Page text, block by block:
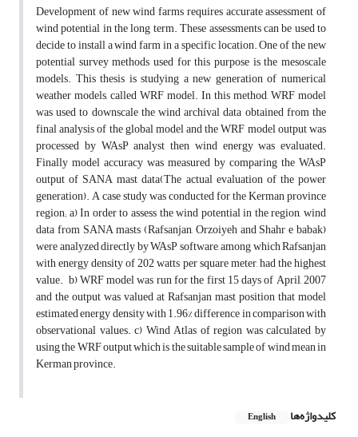
Development of new wind farms requires accurate assessment of
wind potential in the long term. These assessments can be used to
decide to install a wind farm in a specific location. One of the new
potential survey methods used for this purpose is the mesoscale
models. This thesis is studying a new generation of numerical
weather models, called WRF model. In this method, WRF model
was used to downscale the wind archival data obtained from the
final analysis of the global model and the WRF model output was
processed by WAsP analyst then wind energy was evaluated.
Finally model accuracy was measured by comparing the WAsP
output of SANA mast data(The actual evaluation of the power
generation). A case study was conducted for the Kerman province
region; a) In order to assess the wind potential in the region, wind
data from SANA masts (Rafsanjan, Orzoiyeh and Shahr e babak)
were analyzed directly by WAsP software, among which Rafsanjan
with energy density of 202 watts per square meter, had the highest
value. b) WRF model was run for the first 15 days of April, 2007
and the output was valued at Rafsanjan mast position that model
estimated energy density with 1.96% difference in comparison with
observational values. c) Wind Atlas of region was calculated by
using the WRF output which is the suitable sample of wind mean in
Kerman province.
کلیدواژه‌ها English